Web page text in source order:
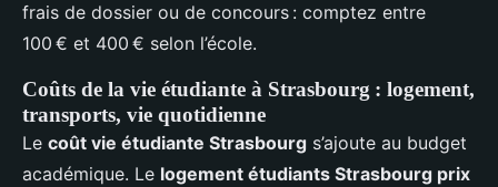
frais de dossier ou de concours : comptez entre
100 € et 400 € selon l’école.
Coûts de la vie étudiante à Strasbourg : logement,
transports, vie quotidienne
Le coût vie étudiante Strasbourg s’ajoute au budget
académique. Le logement étudiants Strasbourg prix